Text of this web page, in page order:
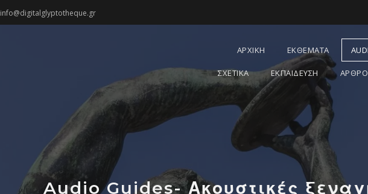
info@digitalglyptotheque.gr
ΑΡΧΙΚΗ ΕΚΘΕΜΑΤΑ
ΣΧΕΤΙΚΑ ΕΚΠΑΙΔΕΥΣΗ
Audio Guides- Ακουστικές